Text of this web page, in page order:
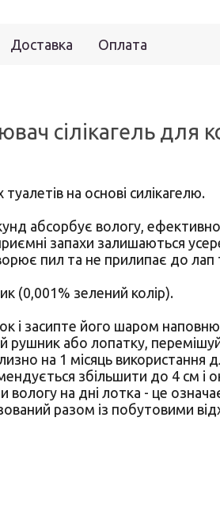
Доставка Оплата
сілікагель для
на основі силікагелю.
абсорбує вологу,
запахи залишаються
пил та не прилипає до лап
(0,001% зелений колір).
і засипте його шаром
рушник або лопатку,
на 1 місяць використання
збільшити до 4 см
вологу на дні лотка - це
разом із побутовими